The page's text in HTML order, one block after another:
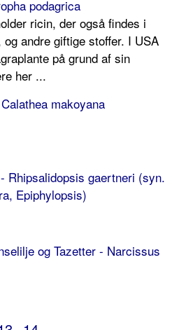
podagrica
ricin, der også findes i
andre giftige stoffer. I USA
på grund af sin
her ...
makoyana
Rhipsalidopsis gaertneri (syn.
Epiphy­lopsis)
og Tazetter - Narcissus